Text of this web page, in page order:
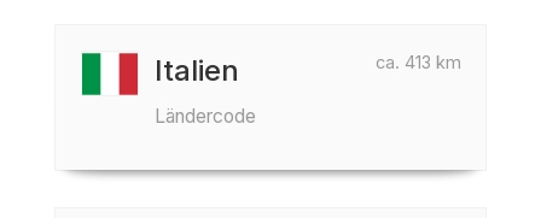
ca. 413 km
Italien
Ländercode